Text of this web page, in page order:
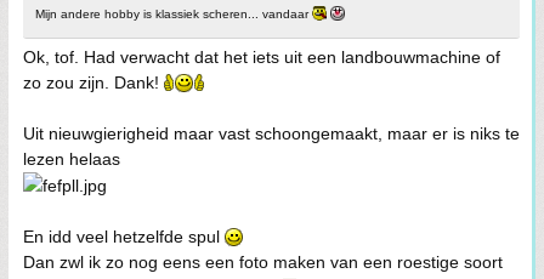
Mijn andere hobby is klassiek scheren... vandaar
Ok, tof. Had verwacht dat het iets uit een landbouwmachine of
zo zou zijn. Dank!
Uit nieuwgierigheid maar vast schoongemaakt, maar er is niks te
lezen helaas
En idd veel hetzelfde spul
Dan zwl ik zo nog eens een foto maken van een roestige soort